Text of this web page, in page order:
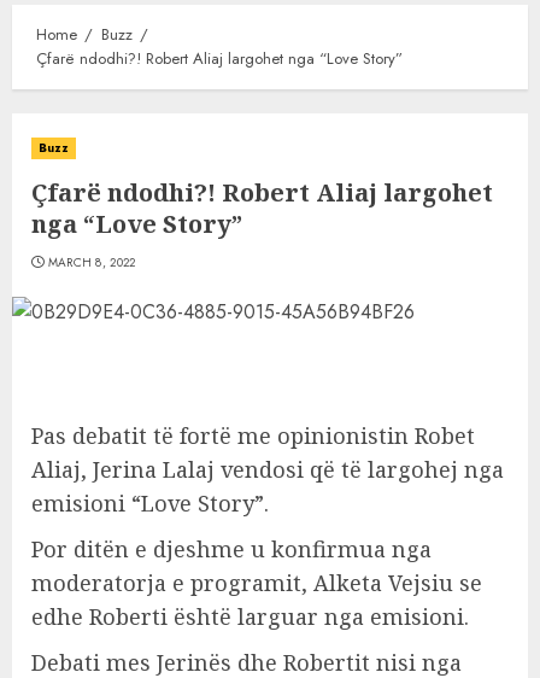
Home
Buzz
Çfarë ndodhi?! Robert Aliaj largohet nga “Love Story”
Buzz
Çfarë ndodhi?! Robert Aliaj largohet
nga “Love Story”
MARCH 8, 2022
Pas debatit të fortë me opinionistin Robet
Aliaj, Jerina Lalaj vendosi që të largohej nga
emisioni “Love Story”.
Por ditën e djeshme u konfirmua nga
moderatorja e programit, Alketa Vejsiu se
edhe Roberti është larguar nga emisioni.
Debati mes Jerinës dhe Robertit nisi nga